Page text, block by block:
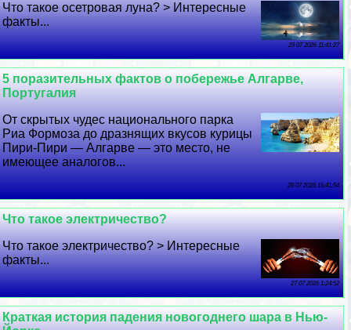
Что такое осетровая луна? > Интересные
факты...
29 07 2026 11:41:27
5 поразительных фактов о побережье Алгарве,
Португалия
От скрытых чудес национального парка
Риа Формоза до дразнящих вкусов курицы
Пири-Пири — Алгарве — это место, не
имеющее аналогов...
28 07 2026 16:41:54
Что такое электричество?
Что такое электричество? > Интересные
факты...
27 07 2026 1:24:52
Краткая история падения новогоднего шара в Нью-